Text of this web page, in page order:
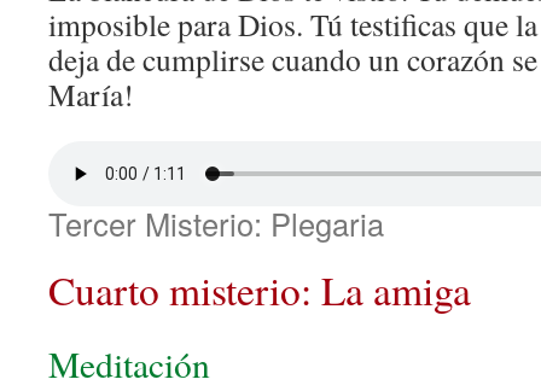
imposible para Dios. Tú testificas que
deja de cumplirse cuando un corazón
María!
Tercer Misterio: Plegaria
Cuarto misterio: La amiga
Meditación